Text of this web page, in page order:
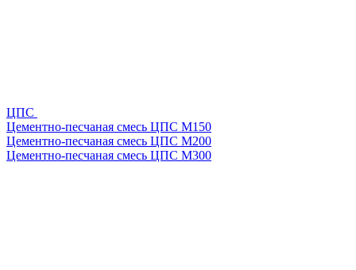
ЦПС
Цементно-песчаная смесь ЦПС М150
Цементно-песчаная смесь ЦПС М200
Цементно-песчаная смесь ЦПС М300